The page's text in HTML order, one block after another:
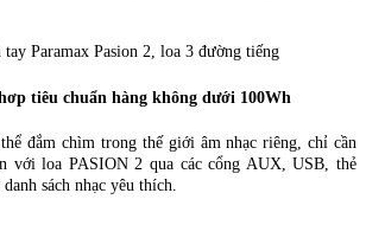
tiêu chuẩn hàng không dưới 100Wh
đắm chìm trong thế giới âm nhạc riêng, chỉ cần
với loa PASION 2 qua các cổng AUX, USB, thẻ
sách nhạc yêu thích.